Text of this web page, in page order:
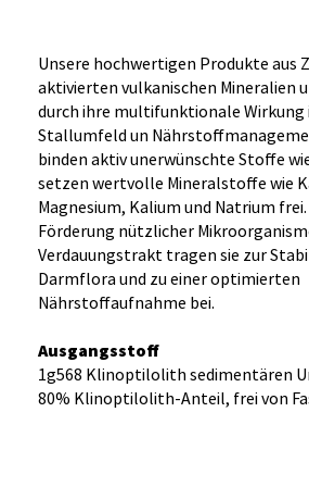
Unsere hochwertigen Produkte aus
aktivierten vulkanischen Mineralien
durch ihre multifunktionale Wirkung
Stallumfeld un
binden aktiv unerwünschte Stoffe
setzen wertvolle Mineralstoffe wie
Magnesium, Kalium und Natrium frei.
Förderung nützlicher
Verdauungstrakt tragen sie zur
Darmflora und zu einer optimierten
Nährstoffaufnahme bei.
Ausgangsstoff
1g568 Klinoptilolith sedimentären
80% Klinoptilolith-Anteil, frei von